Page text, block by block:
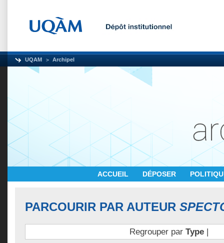
UQAM Archipel
ACCUEIL DÉPOSER
PARCOURIR PAR AUTEUR
Regrouper par Type|